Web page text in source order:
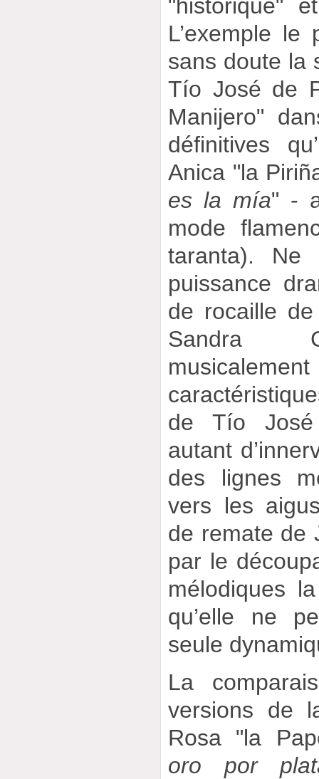
"historique"
L’exemple
sans doute la
Tío José de
Manijero"
définitives
Anica "la
es la mía" -
mode
taranta).
puissance
de rocaille
Sandra
de Tío
autant
des lignes
vers les
de remate de
par le
mélodiques
qu’elle ne
seule
La
versions de
Rosa "la
oro por